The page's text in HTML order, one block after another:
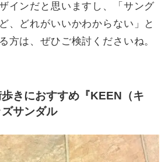
インだと思いますし、「サング
、どれがいいかわからない」と
方は、ぜひご検討くださいね。
きにおすすめ『KEEN（キ
サンダル